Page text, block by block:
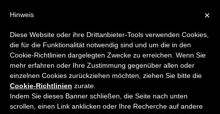
Home
Design in Nature and Purpose in
Language
×
Hinweis
Diese Website oder ihre Drittanbieter-Tools verwenden Cookies,
die für die Funktionalität notwendig sind und um die in den
Cookie-Richtlinien dargelegten Zwecke zu erreichen. Wenn Sie
mehr erfahren oder Ihre Zustimmung gegenüber allen oder
einzelnen Cookies zurückziehen möchten, ziehen Sie bitte die
Cookie-Richtlinien zurate.
Indem Sie dieses Banner schließen, die Seite nach unten
scrollen, einen Link anklicken oder Ihre Recherche auf andere